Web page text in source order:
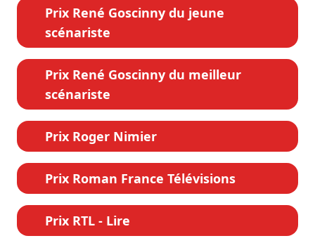
Prix René Goscinny du jeune
scénariste
Prix René Goscinny du meilleur
scénariste
Prix Roger Nimier
Prix Roman France Télévisions
Prix RTL - Lire